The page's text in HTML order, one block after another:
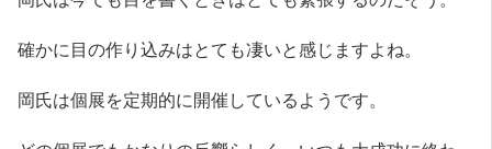
確かに目の作り込みはとても凄いと感じますよね。
岡氏は個展を定期的に開催しているようです。